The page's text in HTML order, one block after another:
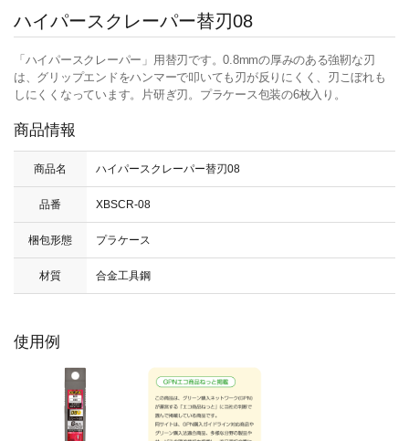
ハイパースクレーパー替刃08
「ハイパースクレーパー」用替刃です。0.8mmの厚みのある強靭な刃
は、グリップエンドをハンマーで叩いても刃が反りにくく、刃こぼれも
しにくくなっています。片研ぎ刃。プラケース包装の6枚入り。
商品情報
商品名 ハイパースクレーパー替刃08
品番 XBSCR-08
梱包形態 プラケース
材質 合金工具鋼
使用例